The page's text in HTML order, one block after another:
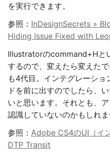
を実行できます。
参照： InDesignSecrets »
Hiding Issue Fixed with
Illustratorのcommand+Hと
するので、変えたら変えた
も4代目。インテグレーシ
ドを前に出すのでしたら、
いと思います。それとも、
認識していないのかもしれ
参照： Adobe CS4のUI（イ
DTP Transit